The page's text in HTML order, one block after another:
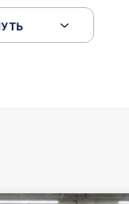
пути следования.